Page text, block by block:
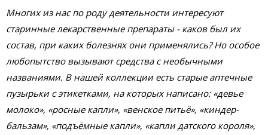
Многих из нас по роду деятельности интересуют
старинные лекарственные препараты - каков был их
состав, при каких болезнях они применялись? Но особое
любопытство вызывают средства с необычными
названиями. В нашей коллекции есть старые аптечные
пузырьки с этикетками, на которых написано: «девье
молоко», «росные капли», «венское питьё», «киндер-
бальзам», «подъёмные капли», «капли датского короля»,